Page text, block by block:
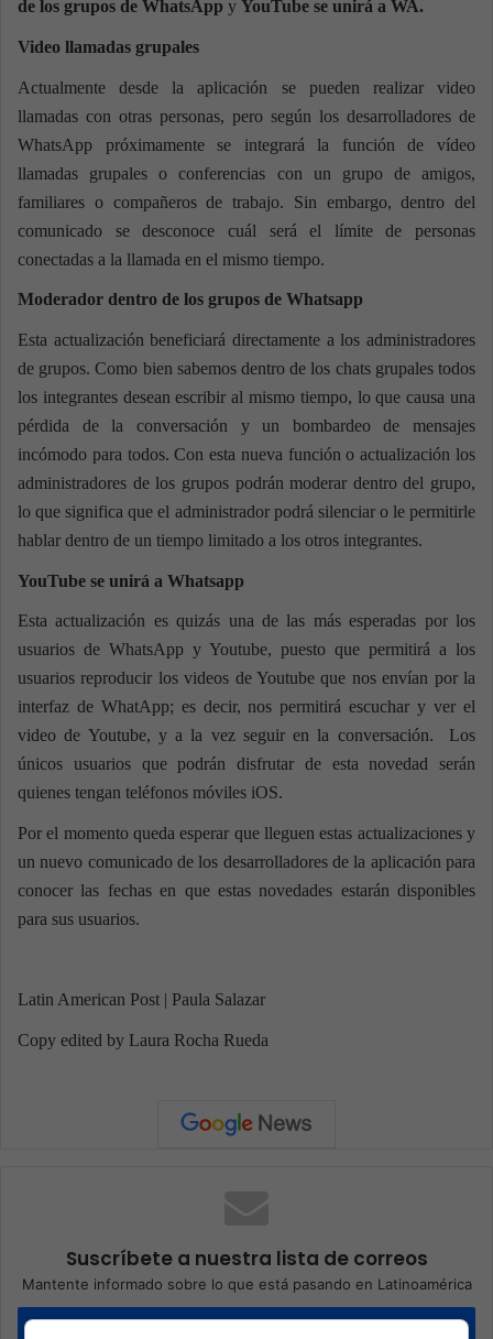
de los grupos de WhatsApp y YouTube se unirá a WA.
Video llamadas grupales
Actualmente desde la aplicación se pueden realizar video
llamadas con otras personas, pero según los desarrolladores de
WhatsApp próximamente se integrará la función de vídeo
llamadas grupales o conferencias con un grupo de amigos,
familiares o compañeros de trabajo. Sin embargo, dentro del
comunicado se desconoce cuál será el límite de personas
conectadas a la llamada en el mismo tiempo.
Moderador dentro de los grupos de Whatsapp
Esta actualización beneficiará directamente a los administradores
de grupos. Como bien sabemos dentro de los chats grupales todos
los integrantes desean escribir al mismo tiempo, lo que causa una
pérdida de la conversación y un bombardeo de mensajes
incómodo para todos. Con esta nueva función o actualización los
administradores de los grupos podrán moderar dentro del grupo,
lo que significa que el administrador podrá silenciar o le permitirle
hablar dentro de un tiempo limitado a los otros integrantes.
YouTube se unirá a Whatsapp
Esta actualización es quizás una de las más esperadas por los
usuarios de WhatsApp y Youtube, puesto que permitirá a los
usuarios reproducir los videos de Youtube que nos envían por la
interfaz de WhatApp; es decir, nos permitirá escuchar y ver el
video de Youtube, y a la vez seguir en la conversación. Los
únicos usuarios que podrán disfrutar de esta novedad serán
quienes tengan teléfonos móviles iOS.
Por el momento queda esperar que lleguen estas actualizaciones y
un nuevo comunicado de los desarrolladores de la aplicación para
conocer las fechas en que estas novedades estarán disponibles
para sus usuarios.
Latin American Post | Paula Salazar
Copy edited by Laura Rocha Rueda
Suscríbete a nuestra lista de correos
Mantente informado sobre lo que está pasando en Latinoamérica